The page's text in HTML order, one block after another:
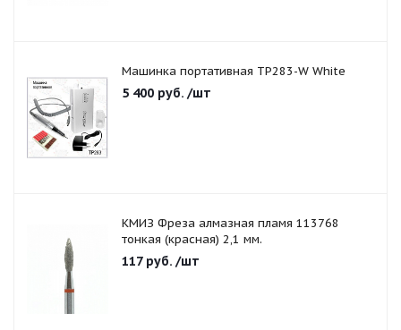
Машинка портативная TP283-W White
5 400 руб. /шт
КМИЗ Фреза алмазная пламя 113768
тонкая (красная) 2,1 мм.
117руб. /шт